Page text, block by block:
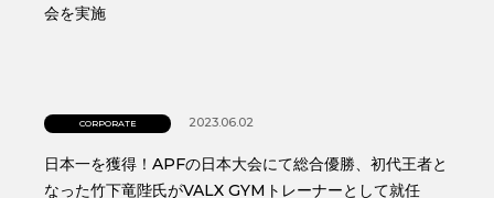
会を実施
CORPORATE 2023.06.02
日本一を獲得！APFの日本大会にて総合優勝、初代王者と
なった竹下竜陛氏がVALX GYMトレーナーとして就任